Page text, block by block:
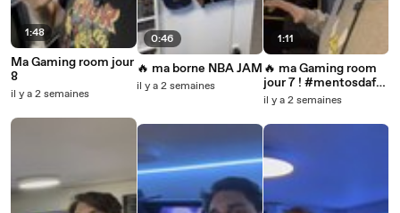
1:48
Ma Gaming room jour
8
il y a 2 semaines
0:46
🔥 ma borne NBA JAM
il y a 2 semaines
1:11
🔥 ma Gaming room
jour 7 ! #mentosdaf
#jeuxvideo
il y a 2 semaines